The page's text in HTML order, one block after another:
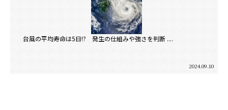
台風の平均寿命は5日!? 発生の仕組みや強さを判断 ....
2024.09.10